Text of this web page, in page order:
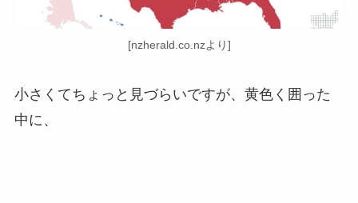
[nzherald.co.nzより]
小さくてちょっと見づらいですが、黄色く囲った
中に、